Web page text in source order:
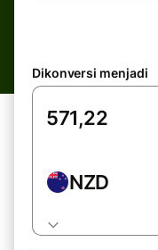
Dikonversi menjadi
NZD